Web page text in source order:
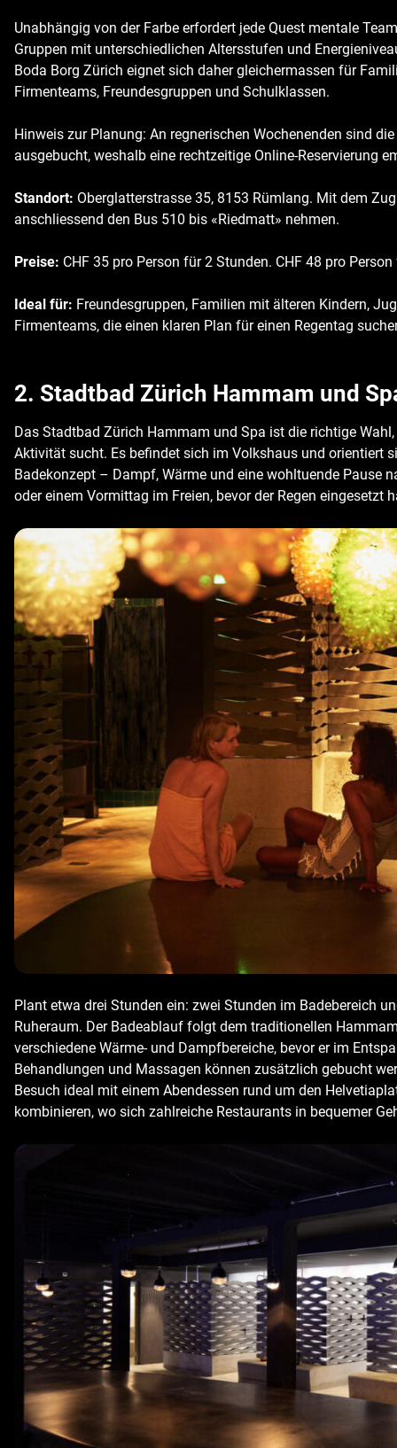
Unabhängig von der Farbe erfordert jede Quest mentale
Gruppen mit unterschiedlichen Altersstufen und
Boda Borg Zürich eignet sich daher gleichermassen für
Firmenteams, Freundesgruppen und Schulklassen.
Hinweis zur Planung: An regnerischen Wochenenden sind
ausgebucht, weshalb eine rechtzeitige Online-Reservierung
Standort: Oberglatterstrasse 35, 8153 Rümlang. Mit dem
anschliessend den Bus 510 bis «Riedmatt» nehmen.
Preise: CHF 35 pro Person für 2 Stunden. CHF 48 pro
Ideal für: Freundesgruppen, Familien mit älteren Kindern,
Firmenteams, die einen klaren Plan für einen Regentag
2. Stadtbad Zürich Hammam und
Das Stadtbad Zürich Hammam und Spa ist die richtige
Aktivität sucht. Es befindet sich im Volkshaus und orientiert
Badekonzept – Dampf, Wärme und eine wohltuende Pause
oder einem Vormittag im Freien, bevor der Regen eingesetzt
Plant etwa drei Stunden ein: zwei Stunden im Badebereich
Ruheraum. Der Badeablauf folgt dem traditionellen
verschiedene Wärme- und Dampfbereiche, bevor er im
Behandlungen und Massagen können zusätzlich gebucht
Besuch ideal mit einem Abendessen rund um den
kombinieren, wo sich zahlreiche Restaurants in bequemer